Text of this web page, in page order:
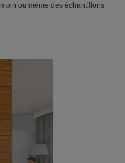
ou même des échantillons